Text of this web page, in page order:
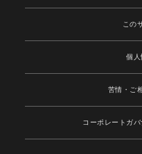
この
個人
苦情・ご
コーポレートガバ